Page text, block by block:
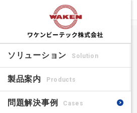
ソリューション Solution
製品案内 Products
問題解決事例 Cases